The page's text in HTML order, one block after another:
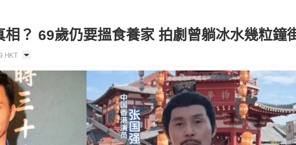
相？ 69歲仍要搵食養家 拍劇曾躺冰水幾粒鐘
HKT